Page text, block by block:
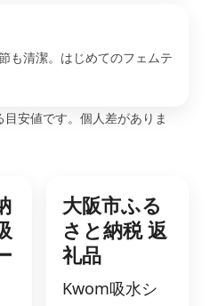
も清潔。はじめてのフェムテ
安値です。個人差がありま
大阪市ふる
さと納税 返
礼品
Kwom吸水シ